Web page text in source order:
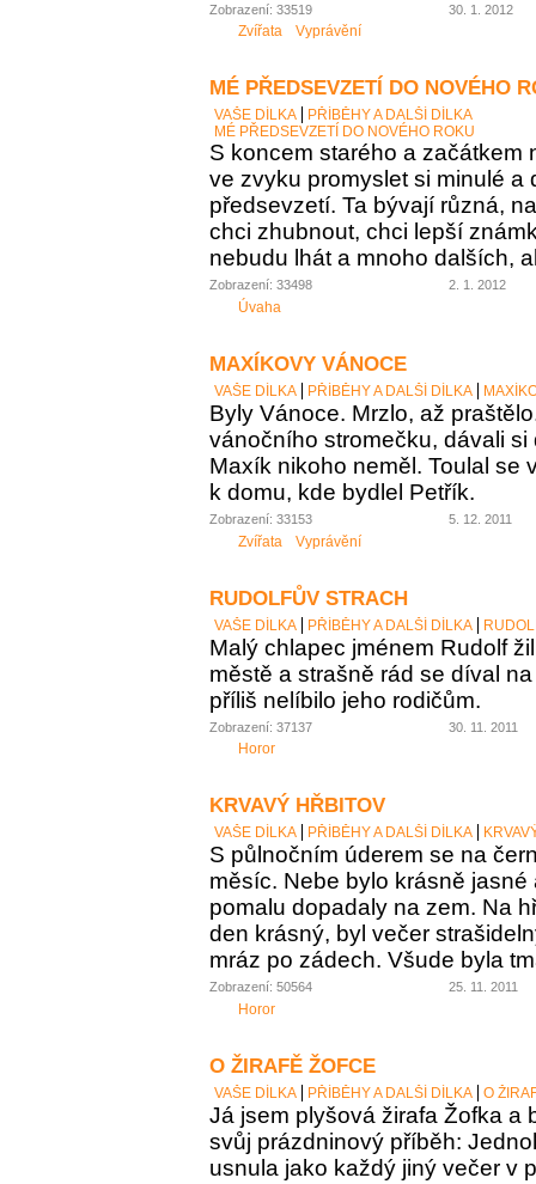
Zobrazení: 33519 30. 1. 2012
Zvířata Vyprávění
MÉ PŘEDSEVZETÍ DO NOVÉHO
VAŠE DÍLKA
PŘÍBĚHY A DALŠÍ DÍLKA
MÉ PŘEDSEVZETÍ DO NOVÉHO ROKU
S koncem starého a začátkem
ve zvyku promyslet si minulé a
předsevzetí. Ta bývají různá,
chci zhubnout, chci lepší
nebudu lhát a mnoho dalších,
Zobrazení: 33498 2. 1. 2012
Úvaha
MAXÍKOVY VÁNOCE
VAŠE DÍLKA PŘÍBĚHY A DALŠÍ DÍLKA
Byly Vánoce. Mrzlo, až
vánočního stromečku, dávali si
Maxík nikoho neměl. Toulal se
k domu, kde bydlel Petřík.
Zobrazení: 33153 5. 12. 2011
Zvířata Vyprávění
RUDOLFŮV STRACH
VAŠE DÍLKA PŘÍBĚHY A DALŠÍ DÍLKA
Malý chlapec jménem Rudolf
městě a strašně rád se díval
příliš nelíbilo jeho rodičům.
Zobrazení: 37137 30. 11. 2011
Horor
KRVAVÝ HŘBITOV
VAŠE DÍLKA PŘÍBĚHY A DALŠÍ DÍLKA
S půlnočním úderem se na
měsíc. Nebe bylo krásně jasné
pomalu dopadaly na zem. Na
den krásný, byl večer
mráz po zádech. Všude byla
Zobrazení: 50564 25. 11. 2011
Horor
O ŽIRAFĚ ŽOFCE
VAŠE DÍLKA PŘÍBĚHY A DALŠÍ DÍLKA O
Já jsem plyšová žirafa Žofka a
svůj prázdninový příběh:
usnula jako každý jiný večer v